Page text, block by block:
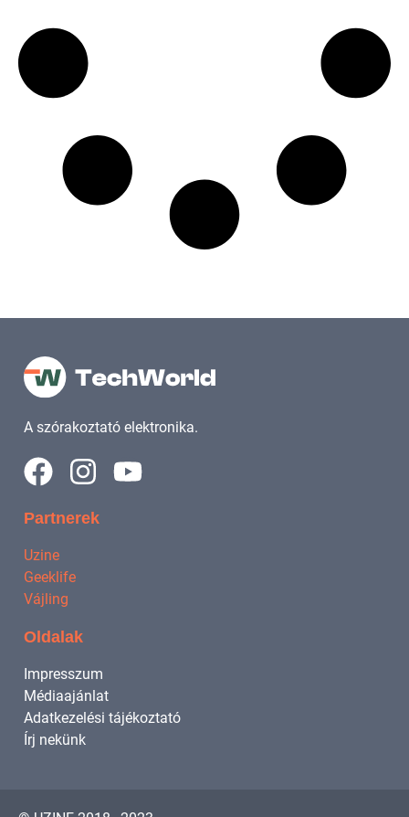
A szórakoztató elektronika.
Partnerek
Uzine
Geeklife
Vájling
Oldalak
Impresszum
Médiaajánlat
Adatkezelési tájékoztató
Írj nekünk